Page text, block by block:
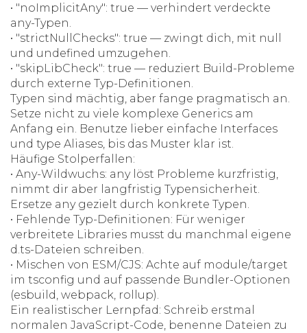
• "noImplicitAny": true — verhindert verdeckte
any-Typen.
• "strictNullChecks": true — zwingt dich, mit null
und undefined umzugehen.
• "skipLibCheck": true — reduziert Build-Probleme
durch externe Typ-Definitionen.
Typen sind mächtig, aber fange pragmatisch an.
Setze nicht zu viele komplexe Generics am
Anfang ein. Benutze lieber einfache Interfaces
und type Aliases, bis das Muster klar ist.
Häufige Stolperfallen:
• Any-Wildwuchs: any löst Probleme kurzfristig,
nimmt dir aber langfristig Typensicherheit.
Ersetze any gezielt durch konkrete Typen.
• Fehlende Typ-Definitionen: Für weniger
verbreitete Libraries musst du manchmal eigene
d.ts-Dateien schreiben.
• Mischen von ESM/CJS: Achte auf module/target
im tsconfig und auf passende Bundler-Optionen
(esbuild, webpack, rollup).
Ein realistischer Lernpfad: Schreib erstmal
normalen JavaScript-Code, benenne Dateien zu